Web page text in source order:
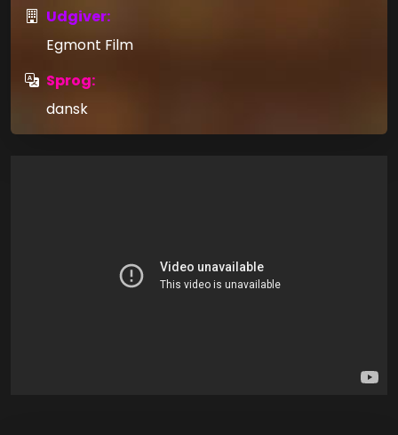
Udgiver:
Egmont Film
Sprog:
dansk